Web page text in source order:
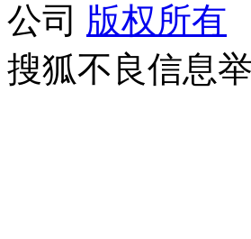
公司 版权所有
搜狐不良信息